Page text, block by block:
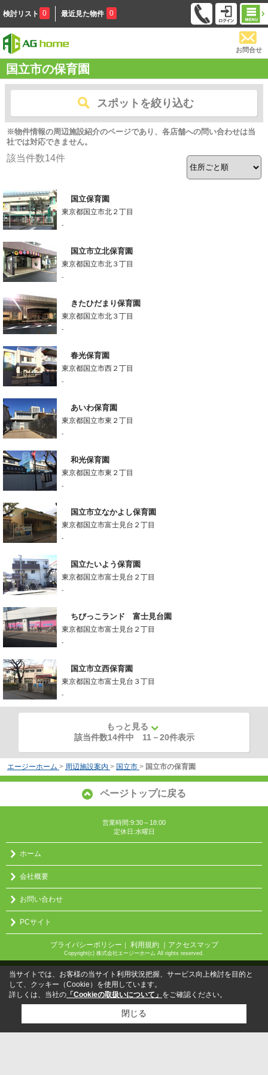
検討リスト 0 最近見た物件 0
お問合せ
国立市の保育園
スポットを絞り込む
※物件情報の周辺施設紹介のページであり、各店舗への問い合わせは当
社では対応できません。
該当件数14件
国立保育園
東京都国立市北２丁目
-
国立市立北保育園
東京都国立市北３丁目
-
きたひだまり保育園
東京都国立市北３丁目
-
春光保育園
東京都国立市西２丁目
-
あいわ保育園
東京都国立市東２丁目
-
和光保育園
東京都国立市東２丁目
-
国立市立なかよし保育園
東京都国立市富士見台２丁目
-
国立たいよう保育園
東京都国立市富士見台２丁目
-
ちびっこランド 富士見台園
東京都国立市富士見台２丁目
-
国立市立西保育園
東京都国立市富士見台３丁目
-
もっと見る
該当件数14件中 11 －20件表示
エージーホーム > 周辺施設案内 > 国立市 > 国立市の保育園
ページトップに戻る
営業時間:9:30～18:00
定休日:水曜日
ホーム
会社概要
お問い合わせ
PCサイト
プライバシーポリシー ｜ 利用規約 ｜アクセスマップ
Copyright(c) 株式会社エージーホーム All rights reserved.
当サイトでは、お客様の当サイト利用状況把握、サービス向上検討を目的と
して、クッキー（Cookie）を使用しています。
詳しくは、当社の 「Cookieの取扱いについて」 をご確認ください。
閉じる